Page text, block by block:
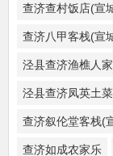
查济查村饭店(宣
查济八甲客栈(宣
泾县查济渔樵人家
泾县查济凤英土
查济叙伦堂客栈(
查济如成农家乐